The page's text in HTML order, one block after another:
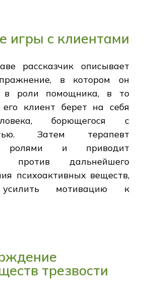
игры с клиентами
рассказчик описывает
в котором он
в роли помощника, в то
клиент берет на себя
борющегося с
Затем терапевт
ролями и приводит
против дальнейшего
психоактивных веществ,
мотивацию к
трезвости